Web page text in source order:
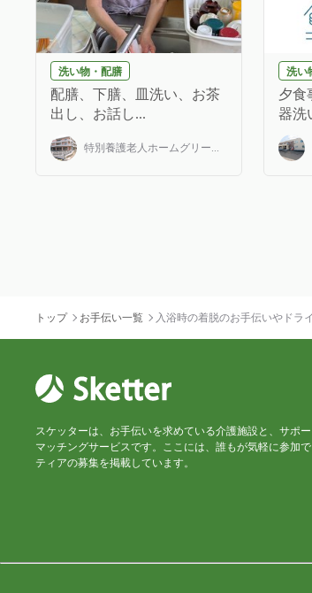
洗い物・配膳
配膳、下膳、皿洗い、お茶
出し、お話し...
特別養護老人ホームグリー...
洗い
夕食
器洗
トップ お手伝い一覧 入浴時の着脱のお手伝いやドラ
スケッターは、お手伝いを求めている介護施設と、サポ
マッチングサービスです。ここには、誰もが気軽に参加
ティアの募集を掲載しています。